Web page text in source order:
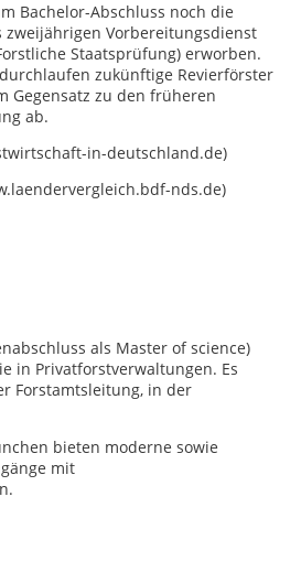
Bachelor-Abschluss noch die
Vorbereitungsdienst
Staatsprüfung) erworben.
zukünftige Revierförster
Gegensatz zu den früheren
ab.
in-deutschland.de)
nds.de)
als Master of science)
in Privatforstverwaltungen. Es
Forstamtsleitung, in der
bieten moderne sowie
mit